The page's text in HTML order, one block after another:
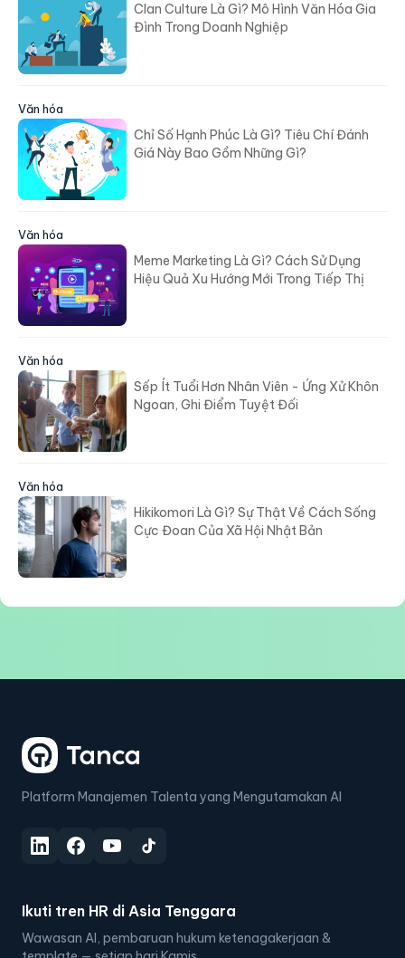
Clan Culture Là Gì? Mô Hình Văn Hóa Gia
Đình Trong Doanh Nghiệp
Văn hóa
Chỉ Số Hạnh Phúc Là Gì? Tiêu Chí Đánh
Giá Này Bao Gồm Những Gì?
Văn hóa
Meme Marketing Là Gì? Cách Sử Dụng
Hiệu Quả Xu Hướng Mới Trong Tiếp Thị
Văn hóa
Sếp Ít Tuổi Hơn Nhân Viên - Ứng Xử Khôn
Ngoan, Ghi Điểm Tuyệt Đối
Văn hóa
Hikikomori Là Gì? Sự Thật Về Cách Sống
Cực Đoan Của Xã Hội Nhật Bản
Platform Manajemen Talenta yang Mengutamakan AI
Ikuti tren HR di Asia Tenggara
Wawasan AI, pembaruan hukum ketenagakerjaan &